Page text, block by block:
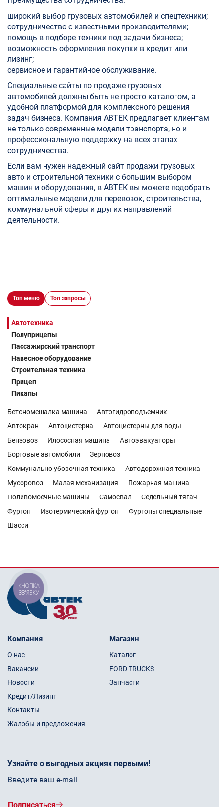
широкий выбор грузовых автомобилей и спецтехники;
сотрудничество с известными производителями;
помощь в подборе техники под задачи бизнеса;
возможность оформления покупки в кредит или
лизинг;
сервисное и гарантийное обслуживание.
Специальные сайты по продаже грузовых
автомобилей должны быть не просто каталогом, а
удобной платформой для комплексного решения
задач бизнеса. Компания АВТЕК предлагает клиентам
не только современные модели транспорта, но и
профессиональную поддержку на всех этапах
сотрудничества.
Если вам нужен надежный сайт продажи грузовых
авто и строительной техники с большим выбором
машин и оборудования, в АВТЕК вы можете подобрать
оптимальные модели для перевозок, строительства,
коммунальной сферы и других направлений
деятельности.
Топ меню Топ запросы
Автотехника
Полуприцепы
Пассажирский транспорт
Навесное оборудование
Строительная техника
Прицеп
Пикапы
Бетономешалка машина
Автогидроподъемник
Автокран
Автоцистерна
Автоцистерны для воды
Бензовоз
Илососная машина
Автоэвакуаторы
Бортовые автомобили
Зерновоз
Коммунально уборочная техника
Автодорожная техника
Мусоровоз
Малая механизация
Пожарная машина
Поливомоечные машины
Самосвал
Седельный тягач
Фургон
Изотермический фургон
Фургоны специальные
Шасси
Компания
О нас
Вакансии
Новости
Кредит/Лизинг
Контакты
Жалобы и предложения
Магазин
Каталог
FORD TRUCKS
Запчасти
Узнайте о выгодных акциях первыми!
Подписаться
КНОПКА
ЗВ'ЯЗКУ